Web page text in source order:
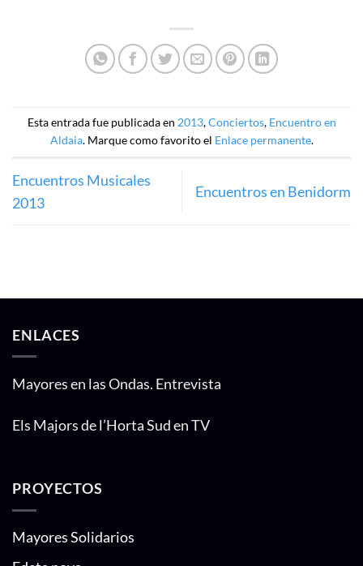
Esta entrada fue publicada en 2013,Conciertos, Encuentro en
Aldaia. Marque como favorito el Enlace permanente.
Encuentros Musicales
2013
Encuentros en Benidorm
ENLACES
Mayores en las Ondas. Entrevista
Els Majors de l’Horta Sud en TV
PROYECTOS
Mayores Solidarios